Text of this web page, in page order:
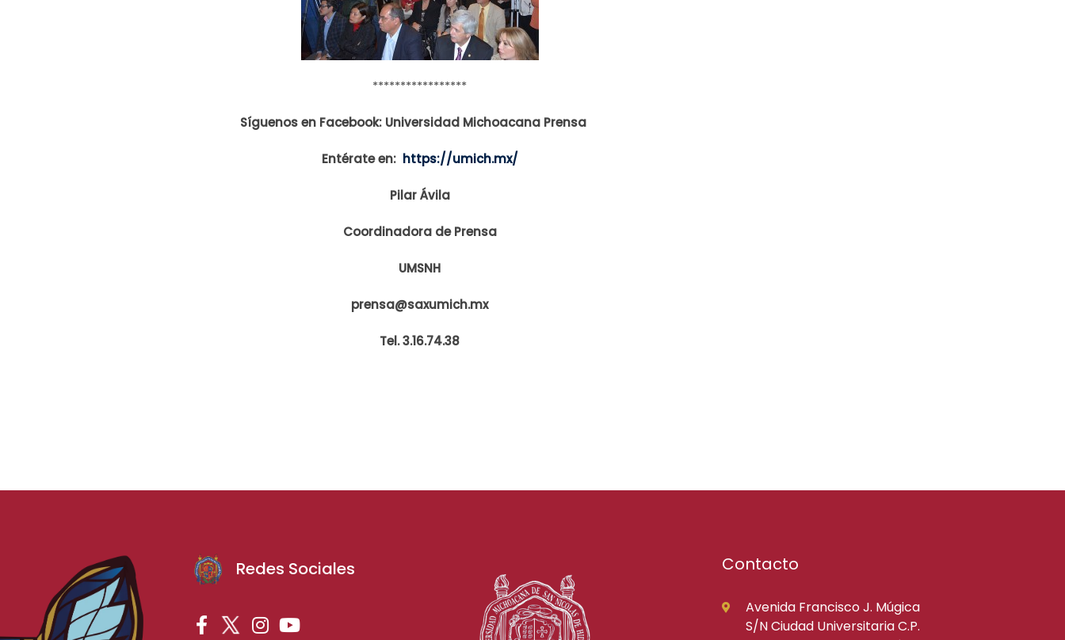
*****************
Síguenos en Facebook: Universidad Michoacana Prensa
Entérate en: https://umich.mx/
Pilar Ávila
Coordinadora de Prensa
UMSNH
prensa@saxumich.mx
Tel. 3.16.74.38
Redes Sociales Contacto
Avenida Francisco J. Múgica
S/N Ciudad Universitaria C.P.